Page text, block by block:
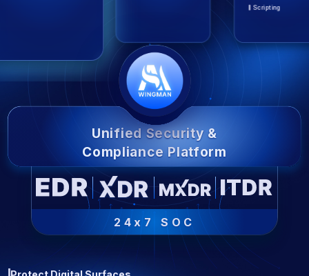
Scripting
Unified Security &
Compliance Platform
24x7 SOC